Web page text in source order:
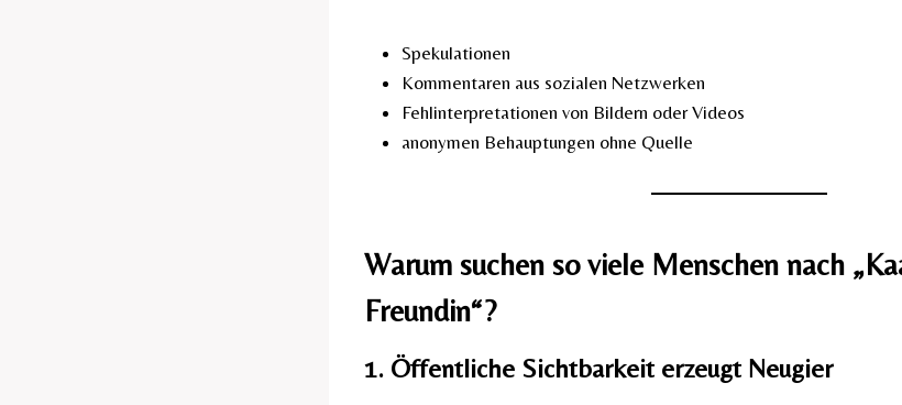
Spekulationen
Kommentaren aus sozialen Netzwerken
Fehlinterpretationen von Bildern oder Videos
anonymen Behauptungen ohne Quelle
Warum suchen so viele Menschen nach
Freundin“?
1. Öffentliche Sichtbarkeit erzeugt Neugier